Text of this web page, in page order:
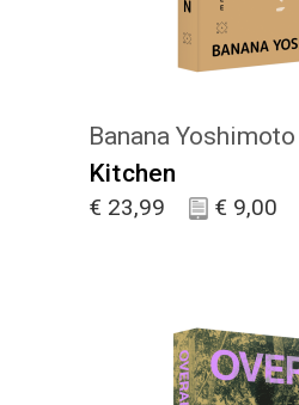
Banana Yoshimoto
Kitchen
€ 23,99 € 9,00